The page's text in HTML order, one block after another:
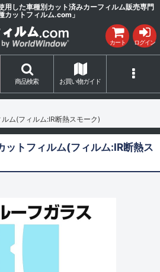
用した車種別カット済みカーフィルム販売専門
カットフィルム.com」
カート ログイン
商品検索 お買い物ガイド
ム(フィルム:IR断熱スモーク)
ットフィルム(フィルム:IR断熱ス